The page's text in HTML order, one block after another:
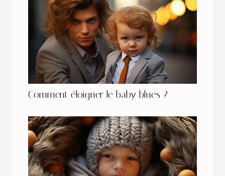
Comment éloigner le baby blues ?